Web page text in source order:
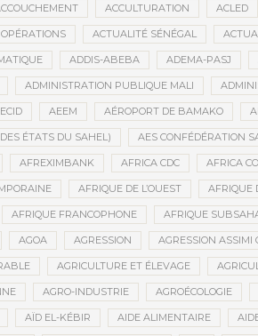
ACCULTURATION ACLED
ACTUALITÉ SÉNÉGAL
ADDIS-ABEBA ADEMA-PASJ
ADMINISTRATION PUBLIQUE MALI
AEEM AÉROPORT DE BAMAKO
ÉTATS DU SAHEL) AES CONFÉDÉRATION
AFREXIMBANK AFRICA CDC AFRICA
AFRIQUE DE L’OUEST AFRIQUE
AFRIQUE FRANCOPHONE AFRIQUE
AGOA AGRESSION AGRESSION ASSIMI
AGRICULTURE ET ÉLEVAGE
AGRO-INDUSTRIE AGROÉCOLOGIE
AÏD EL-KÉBIR AIDE ALIMENTAIRE